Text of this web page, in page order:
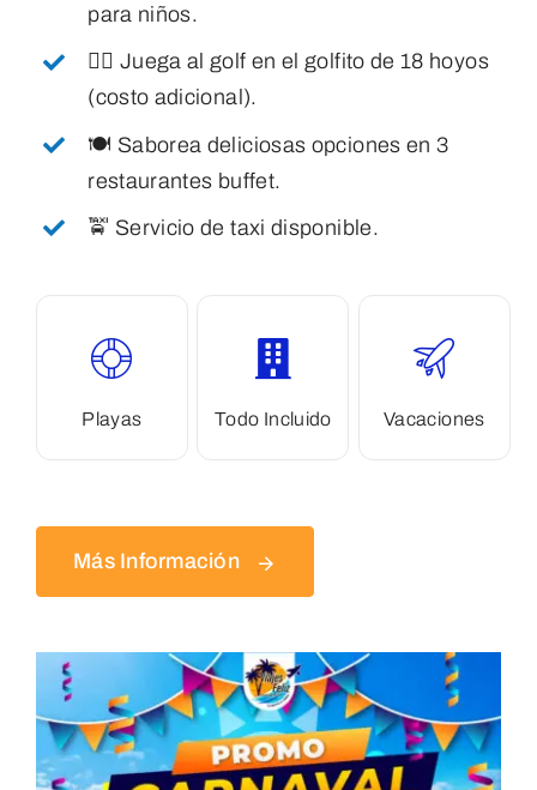
para niños.
🏌️‍♂️ Juega al golf en el golfito de 18 hoyos
(costo adicional).
🍽️ Saborea deliciosas opciones en 3
restaurantes buffet.
🚖 Servicio de taxi disponible.
Playas Todo Incluido Vacaciones
Más Información